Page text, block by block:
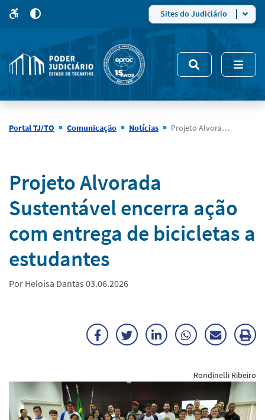
site
5
modo
de
alto
Sites do Judiciário
Portal TJ/TO Comunicação Notícias Projeto Alvorada Sustentável encerra ação com entrega de bicicletas a estudantes
Notícias
Projeto Alvorada
Sustentável encerra ação
com entrega de bicicletas a
estudantes
Por Heloisa Dantas 03.06.2026
FacebookTwitterLinkedInWhatsApp
Enviar
E-
mail
Rondinelli Ribeiro